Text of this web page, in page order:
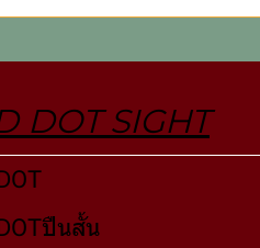
DOT SIGHT
ปืนสั้น